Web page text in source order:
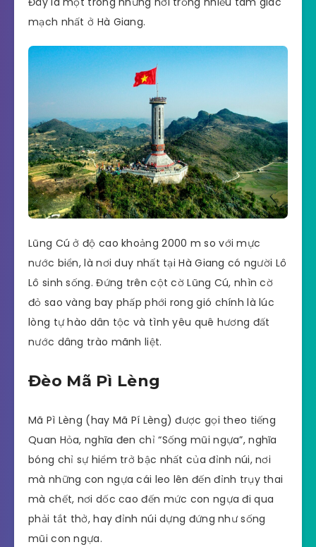
mạch nhất ở Hà Giang.
Lũng Cú ở độ cao khoảng 2000 m so với mực
nước biển, là nơi duy nhất tại Hà Giang có người Lô
Lô sinh sống. Đứng trên cột cờ Lũng Cú, nhìn cờ
đỏ sao vàng bay phấp phới rong gió chính là lúc
lòng tự hào dân tộc và tình yêu quê hương đất
nước dâng trào mãnh liệt.
Đèo Mã Pì Lèng
Mã Pì Lèng (hay Mã Pí Lèng) được gọi theo tiếng
Quan Hỏa, nghĩa đen chỉ “Sống mũi ngựa”, nghĩa
bóng chỉ sự hiểm trở bậc nhất của đỉnh núi, nơi
mà những con ngựa cái leo lên đến đỉnh trụy thai
mà chết, nơi dốc cao đến mức con ngựa đi qua
phải tắt thở, hay đỉnh núi dựng đứng như sống
mũi con ngựa.